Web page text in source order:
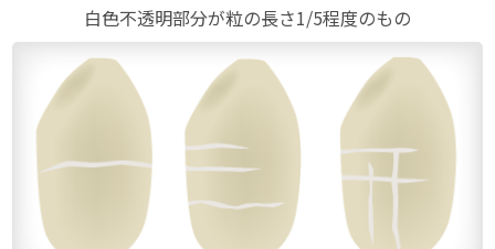
白色不透明部分が粒の長さ1/5程度のもの